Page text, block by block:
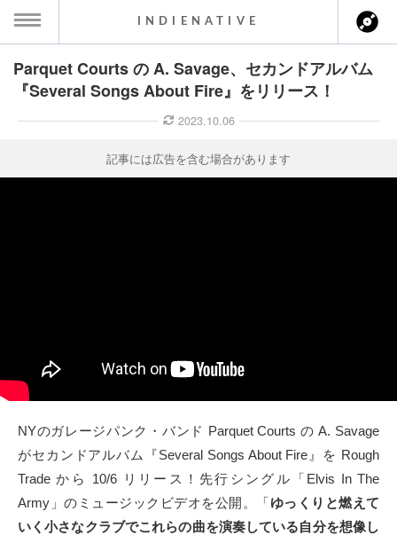
MENU
ト
クト
SOCIAL
Twitter
INDIENATIVE
Parquet Courts の A. Savage、セカンドアルバム
『Several Songs About Fire』をリリース！
2023.10.06
記事には広告を含む場合があります
NYのガレージパンク・バンド Parquet Courts の A. Savage
がセカンドアルバム『Several Songs About Fire』を Rough
Trade から 10/6 リリース！先行シングル「Elvis In The
Army」のミュージックビデオを公開。「ゆっくりと燃えて
いく小さなクラブでこれらの曲を演奏している自分を想像し